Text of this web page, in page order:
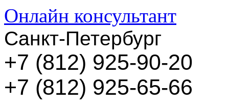
Онлайн консультант
Санкт-Петербург
+7 (812) 925-90-20
+7 (812) 925-65-66